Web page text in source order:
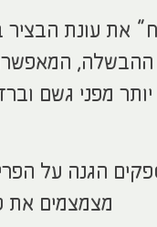
את עונת
מפני גשם
הגנה על
מצמצמים את